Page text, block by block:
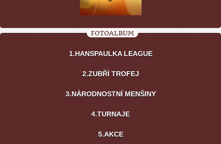
FOTOALBUM
1.HANSPAULKA LEAGUE
2.ZUBŘÍ TROFEJ
3.NÁRODNOSTNÍ MENŠINY
4.TURNAJE
5.AKCE